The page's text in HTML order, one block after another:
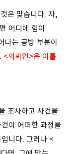
은 맞습니다. 자,
어디에 힘이
나는 공방 부분이
<의뢰인>은 이를
조사하고 사건을
이 어떠한 과정을
니다. 그러나 <